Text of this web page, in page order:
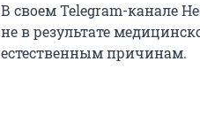
В своем Telegram-канале
не в результате
естественным причинам.